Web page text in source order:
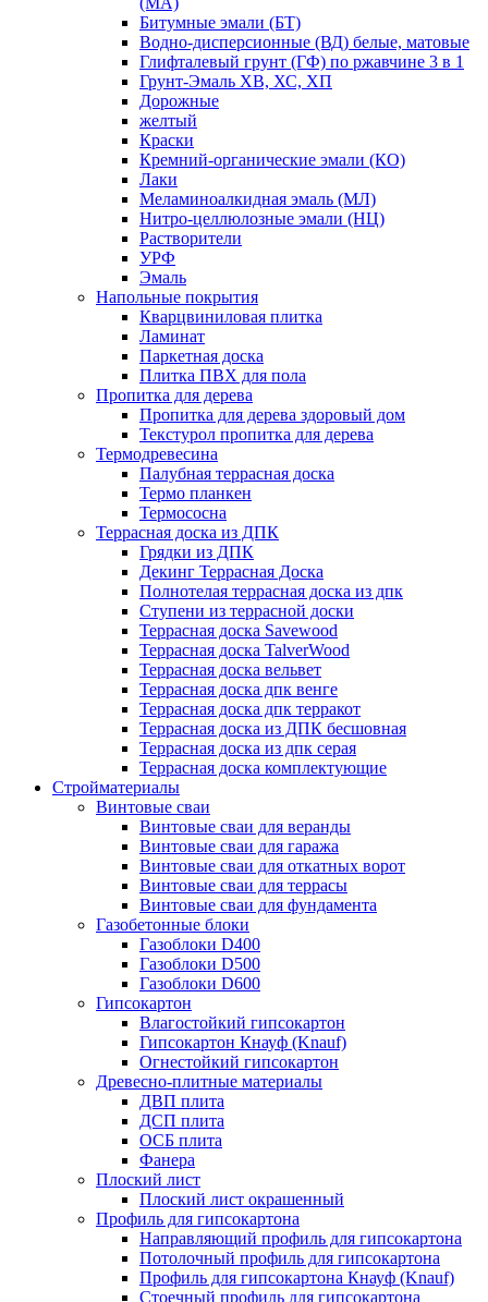
Битумные эмали (БТ)
Водно-дисперсионные (ВД) белые, матовые
Глифталевый грунт (ГФ) по ржавчине 3 в 1
Грунт-Эмаль ХВ, ХС, ХП
Дорожные
желтый
Краски
Кремний-органические эмали (КО)
Лаки
Меламиноалкидная эмаль (МЛ)
Нитро-целлюлозные эмали (НЦ)
Растворители
УРФ
Эмаль
Напольные покрытия
Кварцвиниловая плитка
Ламинат
Паркетная доска
Плитка ПВХ для пола
Пропитка для дерева
Пропитка для дерева здоровый дом
Текстурол пропитка для дерева
Термодревесина
Палубная террасная доска
Термо планкен
Термососна
Террасная доска из ДПК
Грядки из ДПК
Декинг Террасная Доска
Полнотелая террасная доска из дпк
Ступени из террасной доски
Террасная доска Savewood
Террасная доска TalverWood
Террасная доска вельвет
Террасная доска дпк венге
Террасная доска дпк терракот
Террасная доска из ДПК бесшовная
Террасная доска из дпк серая
Террасная доска комплектующие
Стройматериалы
Винтовые сваи
Винтовые сваи для веранды
Винтовые сваи для гаража
Винтовые сваи для откатных ворот
Винтовые сваи для террасы
Винтовые сваи для фундамента
Газобетонные блоки
Газоблоки D400
Газоблоки D500
Газоблоки D600
Гипсокартон
Влагостойкий гипсокартон
Гипсокартон Кнауф (Knauf)
Огнестойкий гипсокартон
Древесно-плитные материалы
ДВП плита
ДСП плита
ОСБ плита
Фанера
Плоский лист
Плоский лист окрашенный
Профиль для гипсокартона
Направляющий профиль для гипсокартона
Потолочный профиль для гипсокартона
Профиль для гипсокартона Кнауф (Knauf)
Стоечный профиль для гипсокартона